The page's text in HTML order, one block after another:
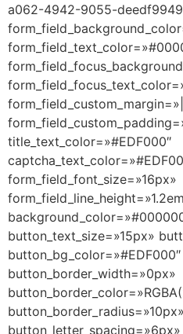
a062-4942-9055-
title_text_color=»#EDF000″
form_field_font_size=»16px»
button_text_size=»15px»
button_bg_color=»#EDF000″
button_border_width=»0px»
button_border_radius=»10px»